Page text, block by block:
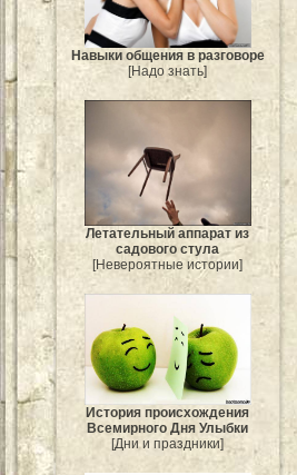
Навыки общения в разговоре
[Надо знать]
Летательный аппарат из
садового стула
[Невероятные истории]
История происхождения
Всемирного Дня Улыбки
[Дни и праздники]